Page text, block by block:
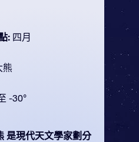
: 四月
熊
-30°
是現代天文學家劃分